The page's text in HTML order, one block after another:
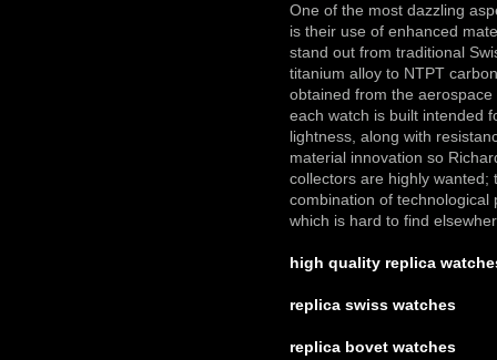
One of the most dazzling
is their use of enhanced
stand out from traditional
titanium alloy to NTPT
obtained from the
each watch is built intended
lightness, along with
material innovation so
collectors are highly wanted;
combination of
which is hard to find
high quality replica
replica swiss watches
replica bovet watches